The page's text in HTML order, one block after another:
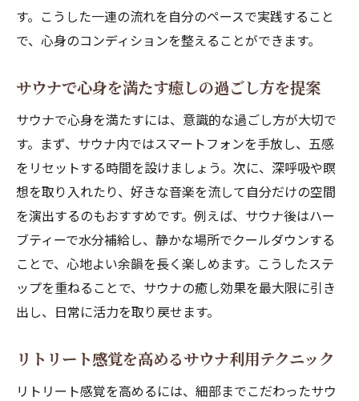
す。こうした一連の流れを自分のペースで実践すること
で、心身のコンディションを整えることができます。
サウナで心身を満たす癒しの過ごし方を提案
サウナで心身を満たすには、意識的な過ごし方が大切で
す。まず、サウナ内ではスマートフォンを手放し、五感
をリセットする時間を設けましょう。次に、深呼吸や瞑
想を取り入れたり、好きな音楽を流して自分だけの空間
を演出するのもおすすめです。例えば、サウナ後はハー
ブティーで水分補給し、静かな場所でクールダウンする
ことで、心地よい余韻を長く楽しめます。こうしたステ
ップを重ねることで、サウナの癒し効果を最大限に引き
出し、日常に活力を取り戻せます。
リトリート感覚を高めるサウナ利用テクニック
リトリート感覚を高めるには、細部までこだわったサウ